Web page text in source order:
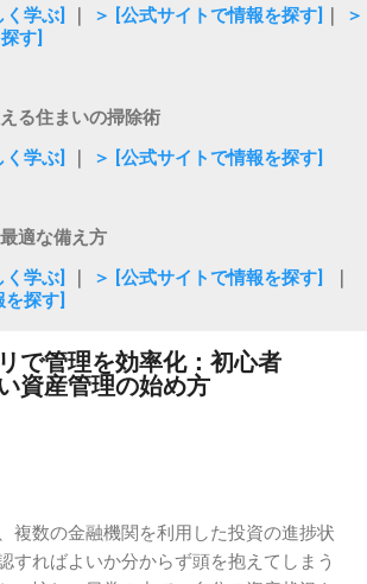
く学ぶ]
＞ [公式サイトで情報を探す]
＞
す]
る住まいの掃除術
く学ぶ]
＞ [公式サイトで情報を探す]
適な備え方
く学ぶ]
＞ [公式サイトで情報を探す]
を探す]
で管理を効率化：初心者
資産管理の始め方
複数の金融機関を利用した投資の進捗状
すればよいか分からず頭を抱えてしまう